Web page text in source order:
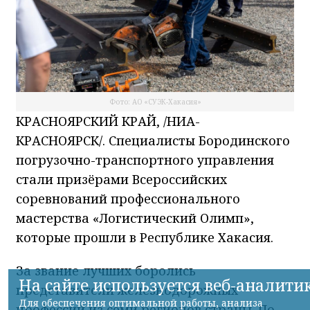
Фото: АО «СУЭК-Хакасия»
КРАСНОЯРСКИЙ КРАЙ, /НИА-
КРАСНОЯРСК/. Специалисты Бородинского
погрузочно-транспортного управления
стали призёрами Всероссийских
соревнований профессионального
мастерства «Логистический Олимп»,
которые прошли в Республике Хакасия.
За звание лучших боролись
представители железнодорожных